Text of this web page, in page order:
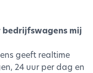
mij
geeft realtime
24 uur per dag en